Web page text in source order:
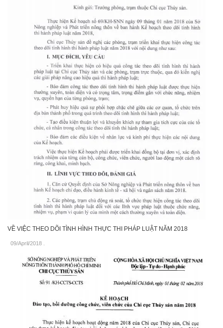
VỀ VIỆC THEO DÕI TÌNH HÌNH THỰC THI PHÁP LUẬT NĂM 2018
09/April/2018